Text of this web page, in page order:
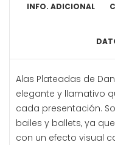
INFO. ADICIONAL
Alas Plateadas de
elegante y llamativo
cada presentación.
bailes y ballets, ya
con un efecto visual